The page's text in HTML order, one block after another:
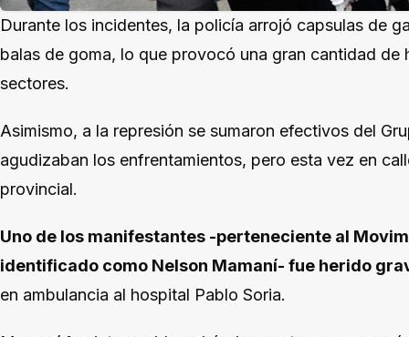
Durante los incidentes, la policía arrojó capsulas de
balas de goma, lo que provocó una gran cantidad de
sectores.
Asimismo, a la represión se sumaron efectivos del
agudizaban los enfrentamientos, pero esta vez en
provincial.
Uno de los manifestantes -perteneciente al
identificado como Nelson Mamaní- fue herido
en ambulancia al hospital Pablo Soria.